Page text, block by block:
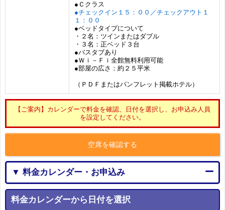
●Ｃクラス
●チェックイン１５：００／チェックアウト１
１：００
●ベッドタイプについて
・２名：ツインまたはダブル
・３名：正ベッド３台
●バスタブあり
●Ｗｉ－Ｆｉ全館無料利用可能
●部屋の広さ：約２５平米
（ＰＤＦまたはパンフレット掲載ホテル）
【ご案内】カレンダーで料金を確認、日付を選択し、お申込み人員
を設定してください。
空席を確認する
▼ 料金カレンダー・お申込み
料金カレンダーから日付を選択